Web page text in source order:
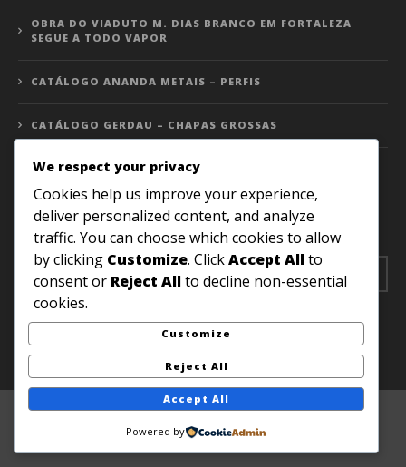
OBRA DO VIADUTO M. DIAS BRANCO EM FORTALEZA
SEGUE A TODO VAPOR
CATÁLOGO ANANDA METAIS – PERFIS
CATÁLOGO GERDAU – CHAPAS GROSSAS
RECEBA NOSSO CONTEÚDO POR EMAIL
Receba nossos artigos e notícias em sua caixa de e-mail!
We respect your privacy
Cookies help us improve your experience,
deliver personalized content, and analyze
traffic. You can choose which cookies to allow
by clicking Customize. ClickAccept Allto
consent or Reject Allto decline non-essential
cookies.
Customize
Reject All
Accept All
Powered by